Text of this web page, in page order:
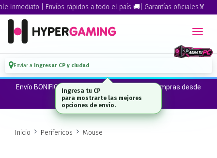
| Envíos rápidos a todo el país 🚚| Garantías oficiales🏅
Enviar a Ingresar CP y ciudad
Envío BONIFICADO a CABA · GBA ·La Plata en compras desde
$300.000*
Inicio Perifericos Mouse